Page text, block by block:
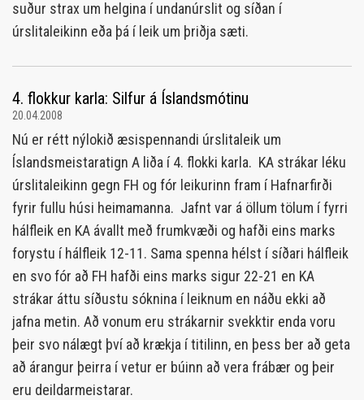
suður strax um helgina í undanúrslit og síðan í
úrslitaleikinn eða þá í leik um þriðja sæti.
4. flokkur karla: Silfur á Íslandsmótinu
20.04.2008
Nú er rétt nýlokið æsispennandi úrslitaleik um
Íslandsmeistaratign A liða í 4. flokki karla. KA strákar léku
úrslitaleikinn gegn FH og fór leikurinn fram í Hafnarfirði
fyrir fullu húsi heimamanna. Jafnt var á öllum tölum í fyrri
hálfleik en KA ávallt með frumkvæði og hafði eins marks
forystu í hálfleik 12-11. Sama spenna hélst í síðari hálfleik
en svo fór að FH hafði eins marks sigur 22-21 en KA
strákar áttu síðustu sóknina í leiknum en náðu ekki að
jafna metin. Að vonum eru strákarnir svekktir enda voru
þeir svo nálægt því að krækja í titilinn, en þess ber að geta
að árangur þeirra í vetur er búinn að vera frábær og þeir
eru deildarmeistarar.